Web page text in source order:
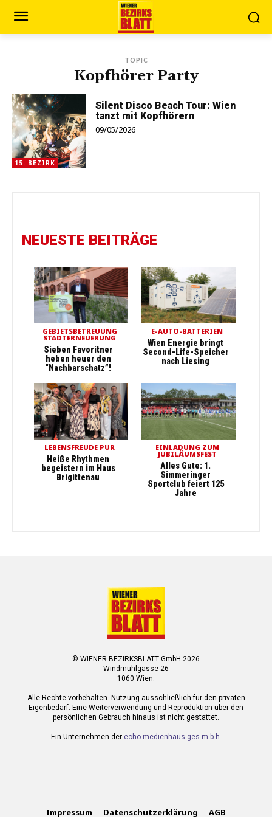
TOPIC
Kopfhörer Party
15. BEZIRK
Silent Disco Beach Tour: Wien
tanzt mit Kopfhörern
09/05/2026
NEUESTE BEITRÄGE
GEBIETSBETREUUNG
STADTERNEUERUNG
Sieben Favoritner
heben heuer den
“Nachbarschatz”!
E-AUTO-BATTERIEN
Wien Energie bringt
Second-Life-Speicher
nach Liesing
LEBENSFREUDE PUR
Heiße Rhythmen
begeistern im Haus
Brigittenau
EINLADUNG ZUM
JUBILÄUMSFEST
Alles Gute: 1.
Simmeringer
Sportclub feiert 125
Jahre
© WIENER BEZIRKSBLATT GmbH 2026
Windmühlgasse 26
1060 Wien.
Alle Rechte vorbehalten. Nutzung ausschließlich für den privaten
Eigenbedarf. Eine Weiterverwendung und Reproduktion über den
persönlichen Gebrauch hinaus ist nicht gestattet.
Ein Unternehmen der echo medienhaus ges.m.b.h.
Impressum Datenschutzerklärung AGB